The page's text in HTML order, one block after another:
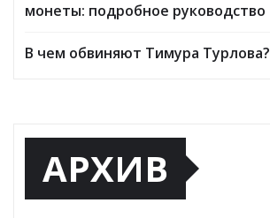
монеты: подробное руководство
В чем обвиняют Тимура Турлова?
АРХИВ